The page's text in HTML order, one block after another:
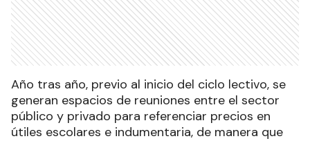
Año tras año, previo al inicio del ciclo lectivo, se
generan espacios de reuniones entre el sector
público y privado para referenciar precios en
útiles escolares e indumentaria, de manera que